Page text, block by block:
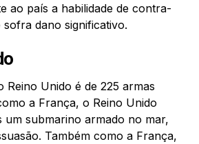
ao país a habilidade de contra-
dano significativo.
Reino Unido é de 225 armas
a França, o Reino Unido
um submarino armado no mar,
Também como a França,